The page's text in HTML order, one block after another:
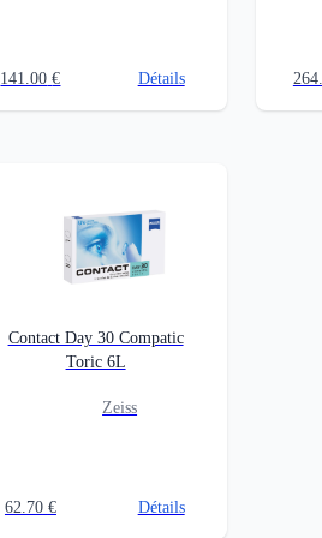
141.00 € Détails
Contact Day 30 Compatic
Toric 6L
Zeiss
62.70 € Détails